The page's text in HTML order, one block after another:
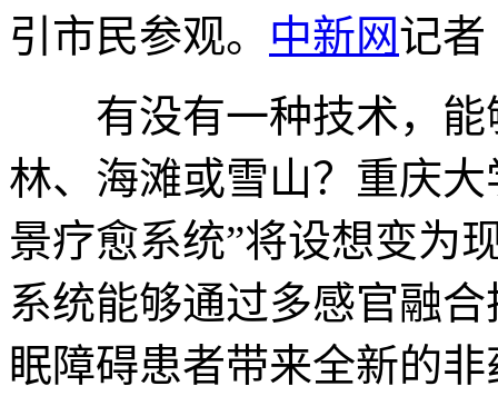
引市民参观。 中新网记者
有没有一种技术，能
林、海滩或雪山？重庆
景疗愈系统”将设想变为
系统能够通过多感官融
眠障碍患者带来全新的